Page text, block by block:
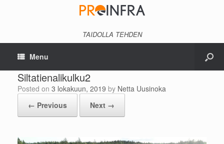
TAIDOLLA TEHDEN
Menu
Siltatienalikulku2
Posted on 3 lokakuun, 2019 by Netta Uusinoka
← Previous
Next →